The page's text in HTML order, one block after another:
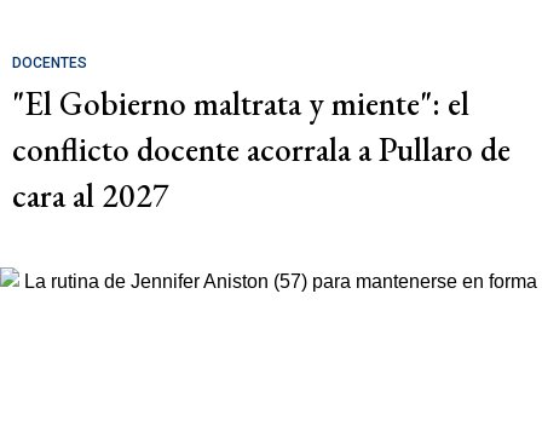
DOCENTES
"El Gobierno maltrata y miente": el
conflicto docente acorrala a Pullaro de
cara al 2027